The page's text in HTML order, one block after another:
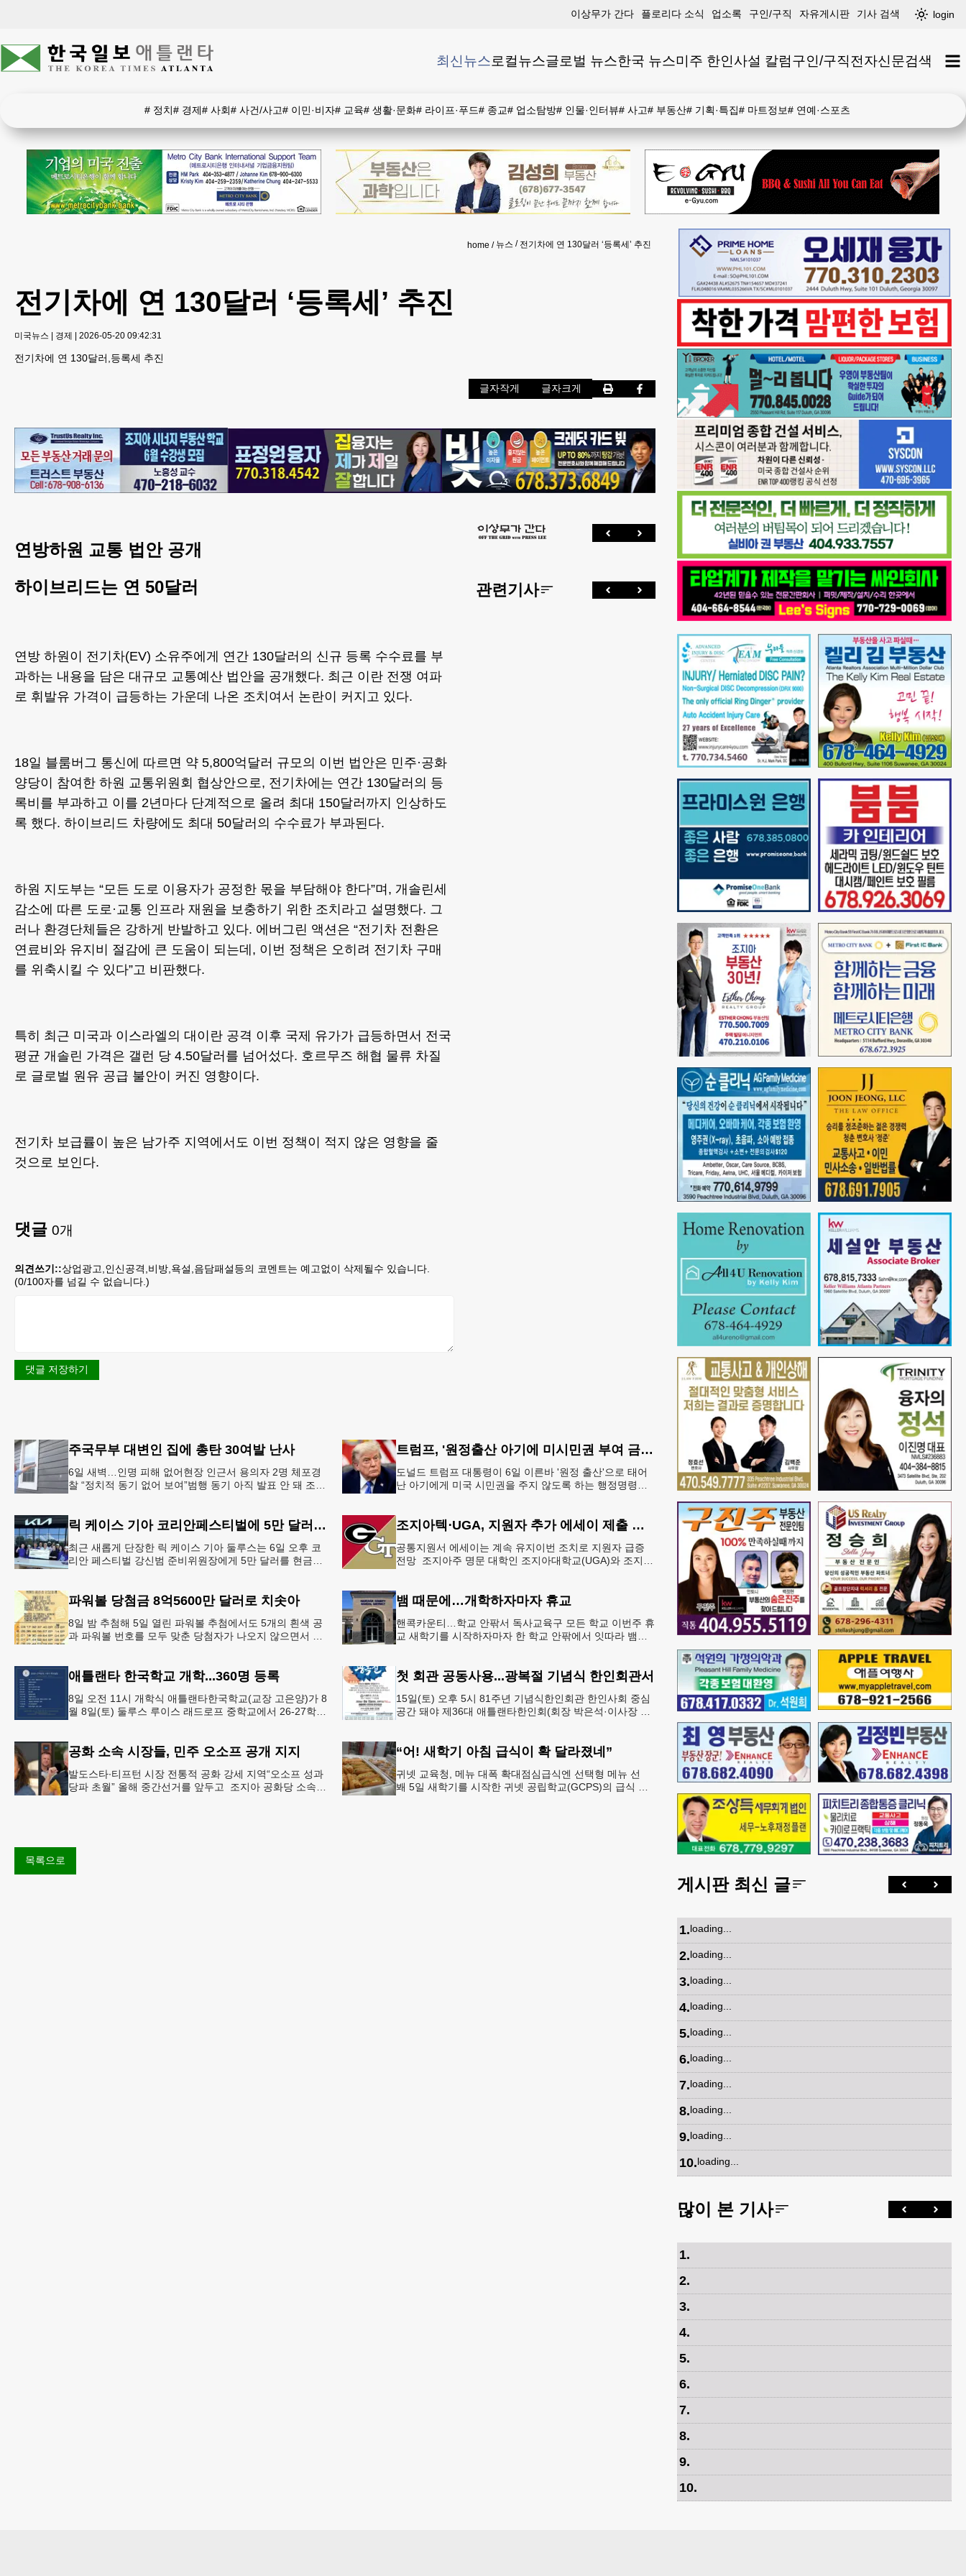
이상무가 간다 플로리다 소식 업소록 구인/구직 자유게시판 기사 검색 login
최신뉴스로컬뉴스글로벌 뉴스한국 뉴스미주 한인사설 칼럼구인/구직전자신문검색
# 정치# 경제# 사회# 사건/사고# 이민·비자# 교육# 생활·문화# 라이프·푸드# 종교# 업소탐방# 인물·인터뷰# 사고# 부동산# 기획·특집# 마트정보# 연예·스포츠
home 뉴스 전기차에 연 130달러 ‘등록세’ 추진
전기차에 연 130달러 ‘등록세’ 추진
미국뉴스 | 경제 | 2026-05-20 09:42:31
전기차에 연 130달러,등록세 추진
글자작게 글자크게
연방하원 교통 법안 공개
하이브리드는 연 50달러
연방 하원이 전기차(EV) 소유주에게 연간 130달러의 신규 등록 수수료를 부
과하는 내용을 담은 대규모 교통예산 법안을 공개했다. 최근 이란 전쟁 여파
로 휘발유 가격이 급등하는 가운데 나온 조치여서 논란이 커지고 있다.
18일 블룸버그 통신에 따르면 약 5,800억달러 규모의 이번 법안은 민주·공화
양당이 참여한 하원 교통위원회 협상안으로, 전기차에는 연간 130달러의 등
록비를 부과하고 이를 2년마다 단계적으로 올려 최대 150달러까지 인상하도
록 했다. 하이브리드 차량에도 최대 50달러의 수수료가 부과된다.
하원 지도부는 “모든 도로 이용자가 공정한 몫을 부담해야 한다”며, 개솔린세
감소에 따른 도로·교통 인프라 재원을 보충하기 위한 조치라고 설명했다. 그
러나 환경단체들은 강하게 반발하고 있다. 에버그린 액션은 “전기차 전환은
연료비와 유지비 절감에 큰 도움이 되는데, 이번 정책은 오히려 전기차 구매
를 위축시킬 수 있다”고 비판했다.
특히 최근 미국과 이스라엘의 대이란 공격 이후 국제 유가가 급등하면서 전국
평균 개솔린 가격은 갤런 당 4.50달러를 넘어섰다. 호르무즈 해협 물류 차질
로 글로벌 원유 공급 불안이 커진 영향이다.
전기차 보급률이 높은 남가주 지역에서도 이번 정책이 적지 않은 영향을 줄
것으로 보인다.
댓글 0개
의견쓰기::상업광고,인신공격,비방,욕설,음담패설등의 코멘트는 예고없이 삭제될수 있습니다.
(0/100자를 넘길 수 없습니다.)
댓글 저장하기
관련기사
주국무부 대변인 집에 총탄 30여발 난사
6일 새벽…인명 피해 없어현장 인근서 용의자 2명 체포경
찰 “정치적 동기 없어 보여”범행 동기 아직 발표 안 돼 조지
트럼프, '원정출산 아기에 미시민권 부여 금지' 행정명령 서명
도널드 트럼프 대통령이 6일 이른바 '원정 출산'으로 태어
난 아기에게 미국 시민권을 주지 않도록 하는 행정명령에
릭 케이스 기아 코리안페스티벌에 5만 달러 후원
최근 새롭게 단장한 릭 케이스 기아 둘루스는 6일 오후 코
리안 페스티벌 강신범 준비위원장에게 5만 달러를 현금으
조지아텍⋅UGA, 지원자 추가 에세이 제출 폐지
공통지원서 에세이는 계속 유지이번 조치로 지원자 급증
전망 조지아주 명문 대학인 조지아대학교(UGA)와 조지아
파워볼 당첨금 8억5600만 달러로 치솟아
8일 밤 추첨해 5일 열린 파워볼 추첨에서도 5개의 흰색 공
과 파워볼 번호를 모두 맞춘 당첨자가 나오지 않으면서 행
뱀 때문에…개학하자마자 휴교
핸콕카운티…학교 안팎서 독사교육구 모든 학교 이번주 휴
교 새학기를 시작하자마자 한 학교 안팎에서 잇따라 뱀들
애틀랜타 한국학교 개학...360명 등록
8일 오전 11시 개학식 애틀랜타한국학교(교장 고은양)가 8
월 8일(토) 둘루스 루이스 래드로프 중학교에서 26-27학년
첫 회관 공동사용...광복절 기념식 한인회관서
15일(토) 오후 5시 81주년 기념식한인회관 한인사회 중심
공간 돼야 제36대 애틀랜타한인회(회장 박은석·이사장 강
공화 소속 시장들, 민주 오소프 공개 지지
발도스타∙티프턴 시장 전통적 공화 강세 지역“오소프 성과
당파 초월” 올해 중간선거를 앞두고 조지아 공화당 소속
“어! 새학기 아침 급식이 확 달라졌네”
귀넷 교육청, 메뉴 대폭 확대점심급식엔 선택형 메뉴 선
봬 5일 새학기를 시작한 귀넷 공립학교(GCPS)의 급식 메
목록으로
게시판 최신 글
1.loading...
2.loading...
3.loading...
4.loading...
5.loading...
6.loading...
7.loading...
8.loading...
9.loading...
10.loading...
많이 본 기사
1.
2.
3.
4.
5.
6.
7.
8.
9.
10.